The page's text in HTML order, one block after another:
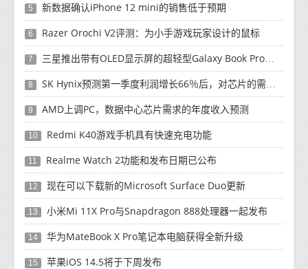
5 新数据确认iPhone 12 mini的销售低于预期
6 Razer Orochi V2评测：为小手游戏玩家设计的鼠标
7 三星推出带有OLED显示屏的超轻型Galaxy Book Pro和Galaxy Book Pro 360笔记本电脑
8 SK Hynix预测第一季度利润增长66％后，对芯片的需求将增强
9 AMD上调PC，数据中心芯片需求的年度收入预测
10 Redmi K40游戏手机具有快速充电功能
11 Realme Watch 2功能和发布日期已公布
12 现在可以下载新的Microsoft Surface Duo更新
13 小米Mi 11X Pro与Snapdragon 888处理器一起发布
14 华为MateBook X Pro笔记本电脑获得全新升级
15 苹果iOS 14.5将于下周发布